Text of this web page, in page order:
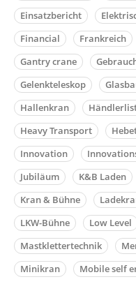
Einsatzbericht
Financial
Frankreich
Gantry crane
Gelenkteleskop
Hallenkran
Heavy Transport
Innovation
Jubiläum
K&B Laden
Kran & Bühne
LKW-Bühne
Low Level
Mastklettertechnik
Minikran
Mobile self